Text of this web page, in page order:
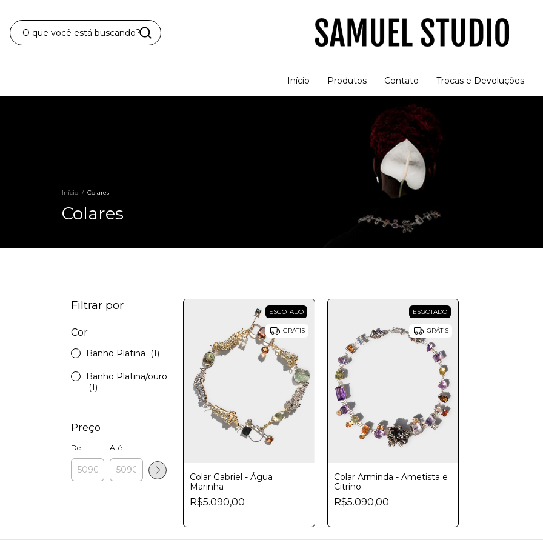
Início Produtos Contato Trocas e Devoluções
Início / Colares
Colares
Filtrar por
Cor
Banho Platina (1)
Banho Platina/ouro
(1)
Preço
De Até
ESGOTADO
GRÁTIS
Colar Gabriel - Água
Marinha
R$5.090,00
ESGOTADO
GRÁTIS
Colar Arminda - Ametista e
Citrino
R$5.090,00